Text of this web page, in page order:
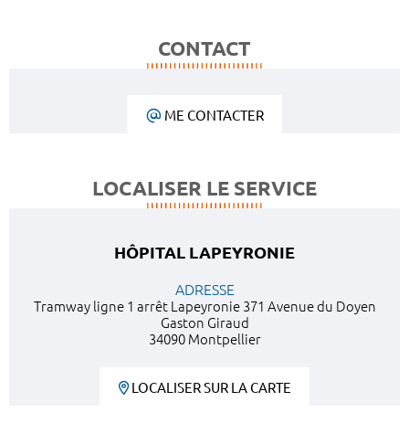
CONTACT
ME CONTACTER
LOCALISER LE SERVICE
HÔPITAL LAPEYRONIE
ADRESSE
Tramway ligne 1 arrêt Lapeyronie 371 Avenue du Doyen
Gaston Giraud
34090 Montpellier
LOCALISER SUR LA CARTE